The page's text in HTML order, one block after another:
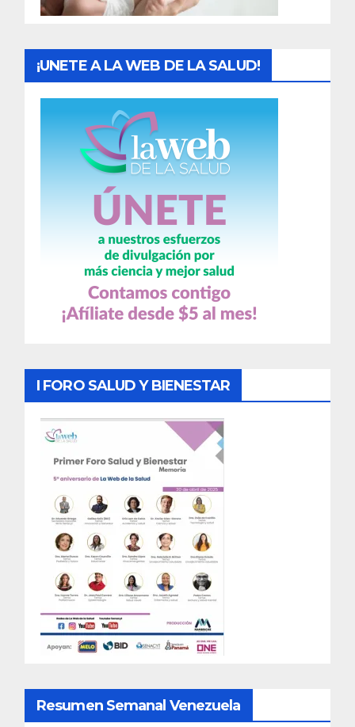
¡UNETE A LA WEB DE LA SALUD!
I FORO SALUD Y BIENESTAR
Resumen Semanal Venezuela